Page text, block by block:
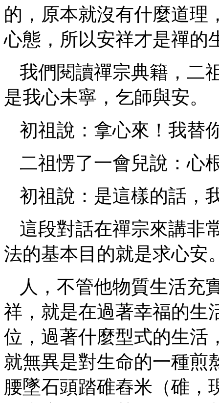
的，原本就沒有什麼道理
心態，所以安祥才是禪的
我們閱讀禪宗典籍，二
是我心未寧，乞師與安。
初祖說：拿心來！我替
二祖愣了一會兒說：心
初祖說：是這樣的話，
這段對話在禪宗來講非
法的基本目的就是求心安
人，不管他物質生活充
祥，就是在過著幸福的生
位，過著什麼型式的生活
就無異是對生命的一種煎
腰墜石頭踏碓舂米（碓，